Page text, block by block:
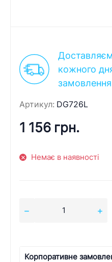
кожного
Артикул: DG726L
1 156 грн.
Немає в наявності
Корпоративне